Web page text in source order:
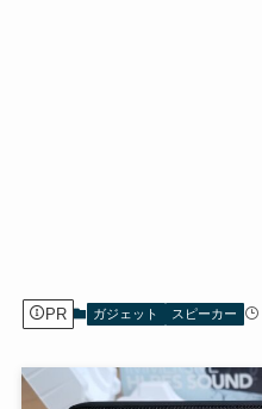
PR ガジェット スピーカー